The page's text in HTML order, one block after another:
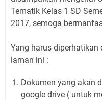
Tematik Kelas 1 SD
2017, semoga
Yang harus
laman ini :
Dokumen yang akan
google drive ( untuk